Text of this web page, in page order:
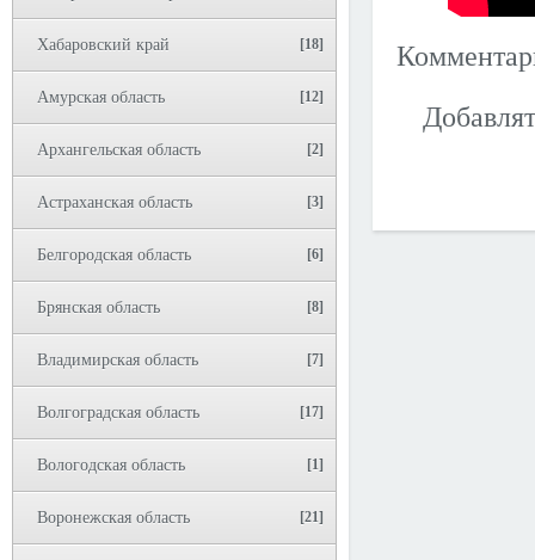
Хабаровский край [18]
Амурская область [12]
Архангельская область [2]
Астраханская область [3]
Белгородская область [6]
Брянская область [8]
Владимирская область [7]
Волгоградская область [17]
Вологодская область [1]
Воронежская область [21]